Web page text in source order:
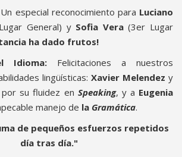
Un especial reconocimiento para Luciano
General) y Sofia Vera(3er Lugar
ha dado frutos!
Idioma: Felicitaciones a nuestros
lingüísticas: Xavier Melendez y
por su fluidez en Speaking, y a Eugenia
manejo de la Gramática.
de pequeños esfuerzos repetidos
día tras día."